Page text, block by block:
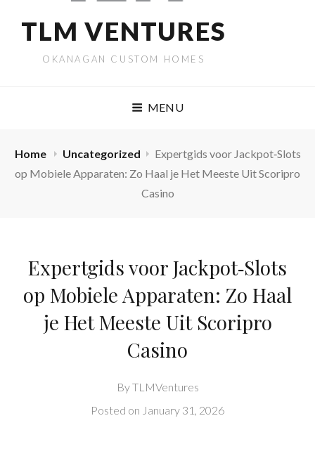
TLM VENTURES
OKANAGAN CUSTOM HOMES
MENU
Home Uncategorized
Expertgids voor Jackpot‑Slots
op Mobiele Apparaten: Zo Haal je Het Meeste Uit Scoripro
Casino
Expertgids voor Jackpot‑Slots
op Mobiele Apparaten: Zo Haal
je Het Meeste Uit Scoripro
Casino
ByTLMVentures
Posted on January 31, 2026